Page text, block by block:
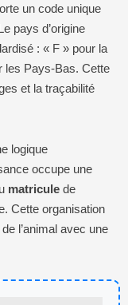
un code unique
pays d’origine
: « F » pour la
les Pays-Bas. Cette
et la traçabilité
logique
occupe une
matricule de
Cette organisation
l’animal avec une